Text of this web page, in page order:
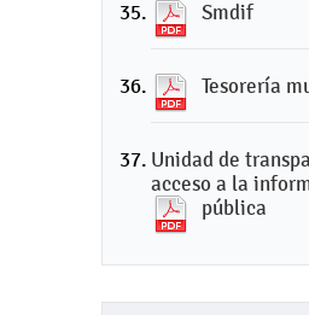
Smdif
Tesorería
Unidad de
acceso a la
pública